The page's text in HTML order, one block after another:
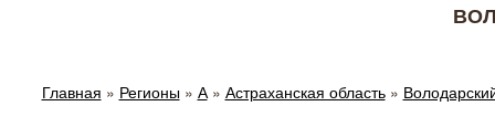
Главная » Регионы» А» Астраханская область»